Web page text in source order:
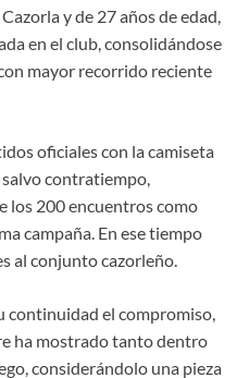
y de 27 años de edad,
en el club, consolidándose
mayor recorrido reciente
oficiales con la camiseta
contratiempo,
los 200 encuentros como
campaña. En ese tiempo
al conjunto cazorleño.
continuidad el compromiso,
ha mostrado tanto dentro
considerándolo una pieza